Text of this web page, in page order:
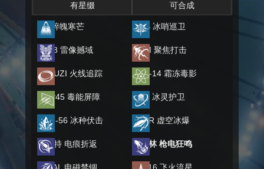
有星缀 可合成
M7 碎魄寒芒 TWS 冰哨巡卫
DP28 雷像撼域 AWM 聚焦打击
双持UZI 火线追踪 BSG-14 霜冻毒影
UMP45 毒能屏障 AKM 冰灵护卫
Type-56 冰种伏击 SCAR 虚空冰爆
巴雷特 电痕折返 加特林 枪电狂鸣
ASVAL 电磁禁锢 HK416 飞火流星